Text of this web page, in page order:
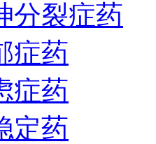
分裂症药
症药
症药
定药